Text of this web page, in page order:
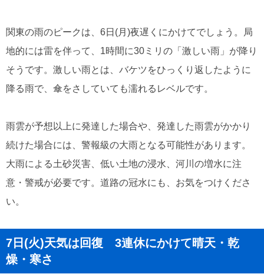
関東の雨のピークは、6日(月)夜遅くにかけてでしょう。局
地的には雷を伴って、1時間に30ミリの「激しい雨」が降り
そうです。激しい雨とは、バケツをひっくり返したように
降る雨で、傘をさしていても濡れるレベルです。
雨雲が予想以上に発達した場合や、発達した雨雲がかかり
続けた場合には、警報級の大雨となる可能性があります。
大雨による土砂災害、低い土地の浸水、河川の増水に注
意・警戒が必要です。道路の冠水にも、お気をつけくださ
い。
7日(火)天気は回復 3連休にかけて晴天・乾
燥・寒さ